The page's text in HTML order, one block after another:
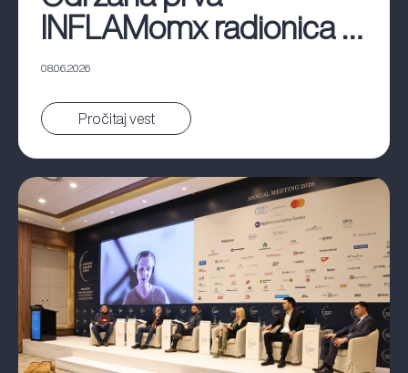
INFLAMomx radionica u
Beogradu
08.06.2026
Pročitaj vest